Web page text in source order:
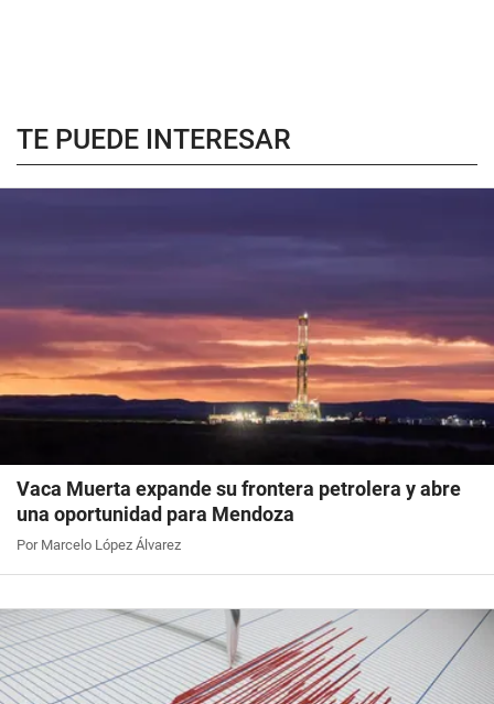
TE PUEDE INTERESAR
Vaca Muerta expande su frontera petrolera y abre
una oportunidad para Mendoza
Por Marcelo López Álvarez